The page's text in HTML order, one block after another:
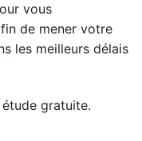
vous
de mener votre
les meilleurs délais
gratuite.